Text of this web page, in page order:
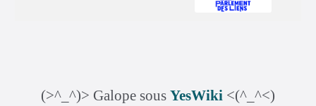
(>^_^)> Galope sous YesWiki <(^_^<)